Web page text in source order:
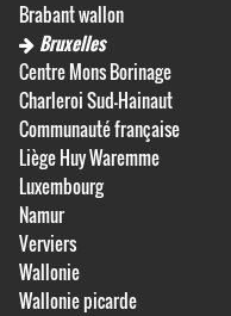
Brabant wallon
Bruxelles
Centre Mons Borinage
Charleroi Sud-Hainaut
Communauté française
Liège Huy Waremme
Luxembourg
Namur
Verviers
Wallonie
Wallonie picarde